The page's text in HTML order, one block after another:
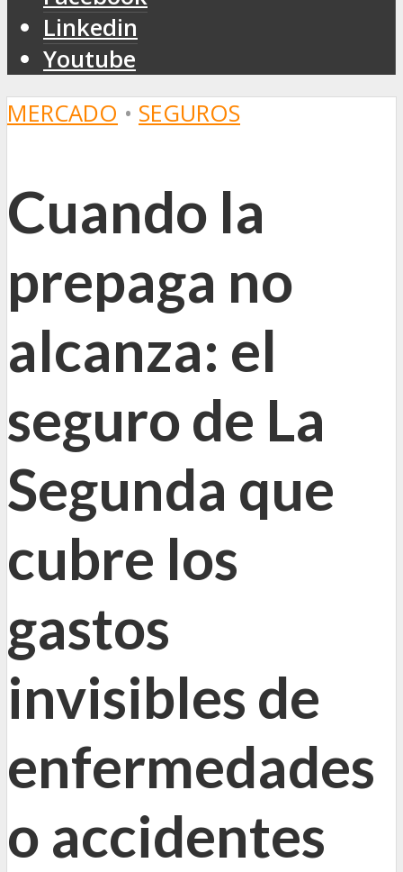
Linkedin
Youtube
MERCADO • SEGUROS
Cuando la
prepaga no
alcanza: el
seguro de La
Segunda que
cubre los
gastos
invisibles de
enfermedades
o accidentes